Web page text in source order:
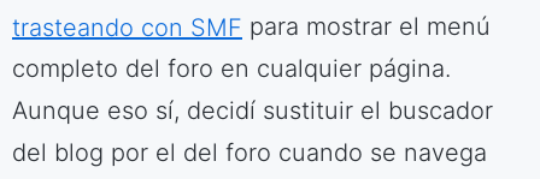
trasteando con SMF para mostrar el menú
completo del foro en cualquier página.
Aunque eso sí, decidí sustituir el buscador
del blog por el del foro cuando se navega